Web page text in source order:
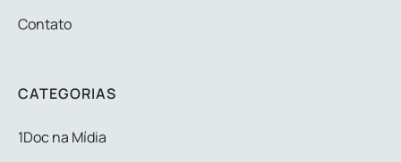
Contato
CATEGORIAS
1Doc na Mídia